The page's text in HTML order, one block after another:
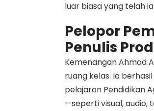
luar biasa yang telah
Pelopor
Penulis
Kemenangan Ahmad
ruang kelas. Ia
pelajaran Pendidikan
—seperti visual, audio,